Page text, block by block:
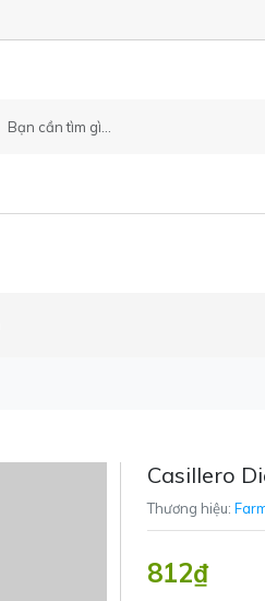
Casillero
Thương hiệu:
812₫